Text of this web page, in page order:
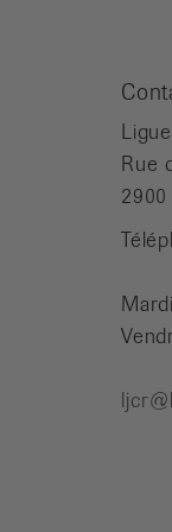
Rue